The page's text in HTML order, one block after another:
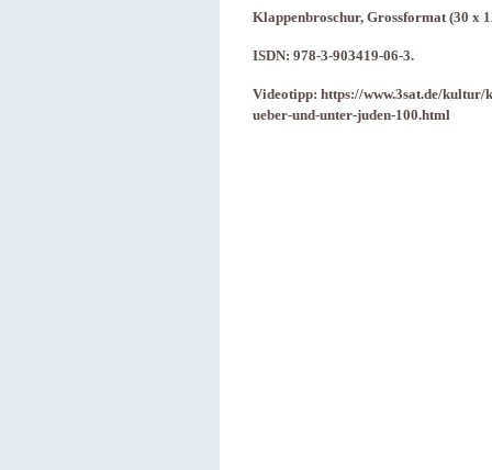
Klappenbroschur, Grossformat (30 x
ISDN: 978-3-903419-06-3.
Videotipp: https://www.3sat.de/kultur/
ueber-und-unter-juden-100.html